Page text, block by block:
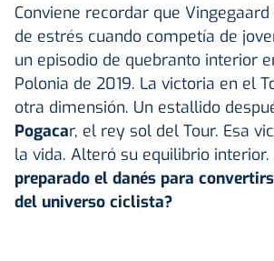
Conviene recordar que
de estrés cuando competía de
un episodio de quebranto interior
Polonia de 2019. La victoria en el
otra dimensión. Un estallido
Pogacar, el rey sol del Tour. Esa
la vida. Alteró su equilibrio interior.
preparado el danés para
del universo ciclista?